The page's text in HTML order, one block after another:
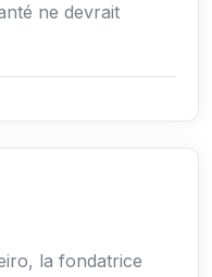
ne devrait
la fondatrice